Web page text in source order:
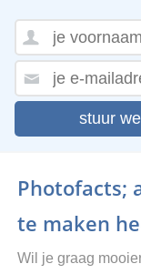
stuur
Photofacts;
te maken
Wil je graag